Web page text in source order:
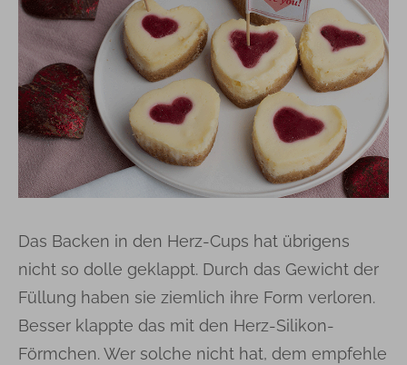
Das Backen in den Herz-Cups hat übrigens
nicht so dolle geklappt. Durch das Gewicht der
Füllung haben sie ziemlich ihre Form verloren.
Besser klappte das mit den Herz-Silikon-
Förmchen. Wer solche nicht hat, dem empfehle